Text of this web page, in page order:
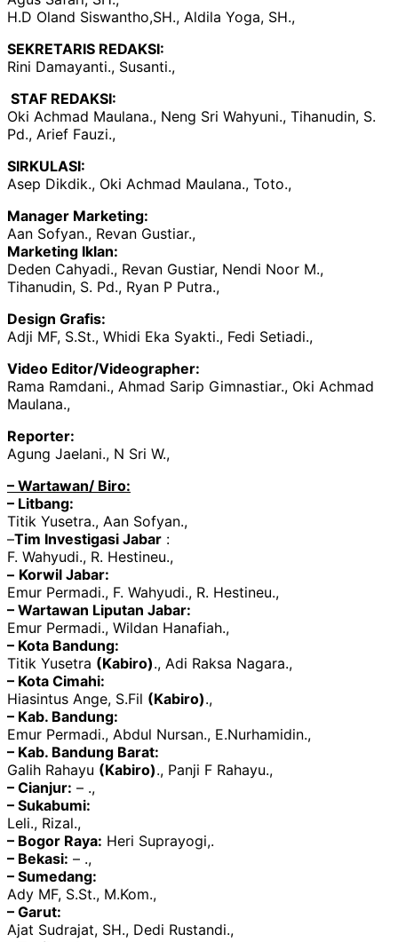
H.D Oland Siswantho,SH., Aldila Yoga, SH.,
SEKRETARIS REDAKSI:
Rini Damayanti., Susanti.,
STAF REDAKSI:
Oki Achmad Maulana., Neng Sri Wahyuni., Tihanudin, S.
Pd., Arief Fauzi.,
SIRKULASI:
Asep Dikdik., Oki Achmad Maulana., Toto.,
Manager Marketing:
Aan Sofyan., Revan Gustiar.,
Marketing Iklan:
Deden Cahyadi., Revan Gustiar, Nendi Noor M.,
Tihanudin, S. Pd., Ryan P Putra.,
Design Grafis:
Adji MF, S.St., Whidi Eka Syakti., Fedi Setiadi.,
Video Editor/Videographer:
Rama Ramdani., Ahmad Sarip Gimnastiar., Oki Achmad
Maulana.,
Reporter:
Agung Jaelani., N Sri W.,
– Wartawan/ Biro:
– Litbang:
Titik Yusetra., Aan Sofyan.,
–Tim Investigasi Jabar :
F. Wahyudi., R. Hestineu.,
– Korwil Jabar:
Emur Permadi., F. Wahyudi., R. Hestineu.,
– Wartawan Liputan Jabar:
Emur Permadi., Wildan Hanafiah.,
– Kota Bandung:
Titik Yusetra (Kabiro)., Adi Raksa Nagara.,
– Kota Cimahi:
Hiasintus Ange, S.Fil (Kabiro).,
– Kab. Bandung:
Emur Permadi., Abdul Nursan., E.Nurhamidin.,
– Kab. Bandung Barat:
Galih Rahayu (Kabiro)., Panji F Rahayu.,
– Cianjur: – .,
– Sukabumi:
Leli., Rizal.,
– Bogor Raya: Heri Suprayogi,.
– Bekasi: – .,
– Sumedang:
Ady MF, S.St., M.Kom.,
– Garut:
Ajat Sudrajat, SH., Dedi Rustandi.,